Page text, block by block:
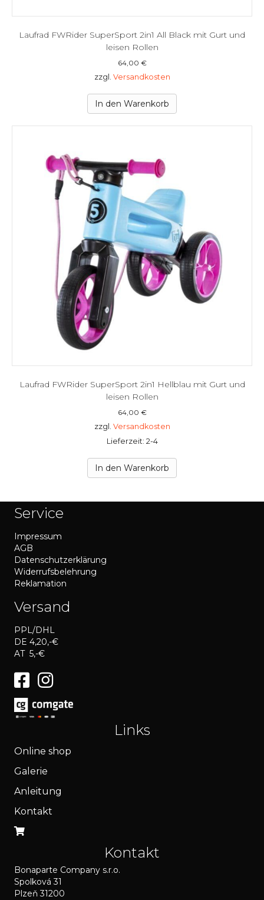
Laufrad FWRider SuperSport 2in1 All Black mit Gurt und
leisen Rollen
64,00 €
zzgl. Versandkosten
In den Warenkorb
Laufrad FWRider SuperSport 2in1 Hellblau mit Gurt und
leisen Rollen
64,00 €
zzgl. Versandkosten
Lieferzeit: 2-4
In den Warenkorb
Service
Impressum
AGB
Datenschutzerklärung
Widerrufsbelehrung
Reklamation
Versand
PPL/DHL
DE 4,20,-€
AT 5,-€
Links
Online shop
Galerie
Anleitung
Kontakt
Kontakt
Bonaparte Company s.r.o.
Spolková 31
Plzeň 31200